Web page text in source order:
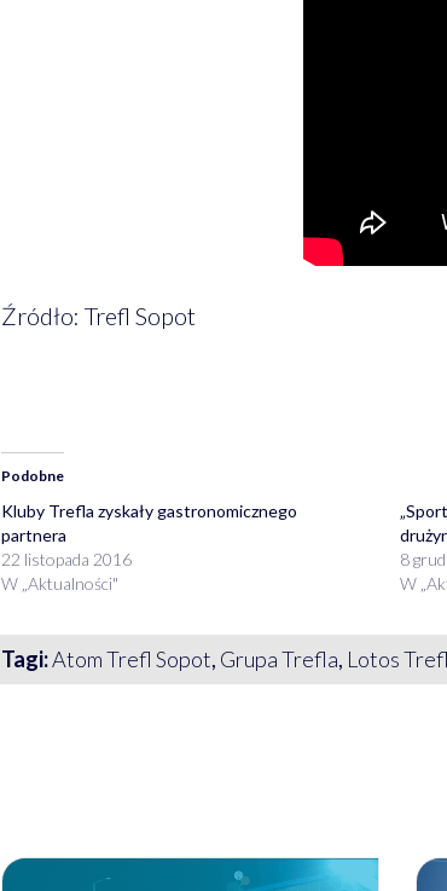
Źródło: Trefl Sopot
Podobne
Kluby Trefla zyskały gastronomicznego
partnera
22 listopada 2016
W „Aktualności"
8
W
Tagi:Atom Trefl Sopot, Grupa Trefla, Lotos